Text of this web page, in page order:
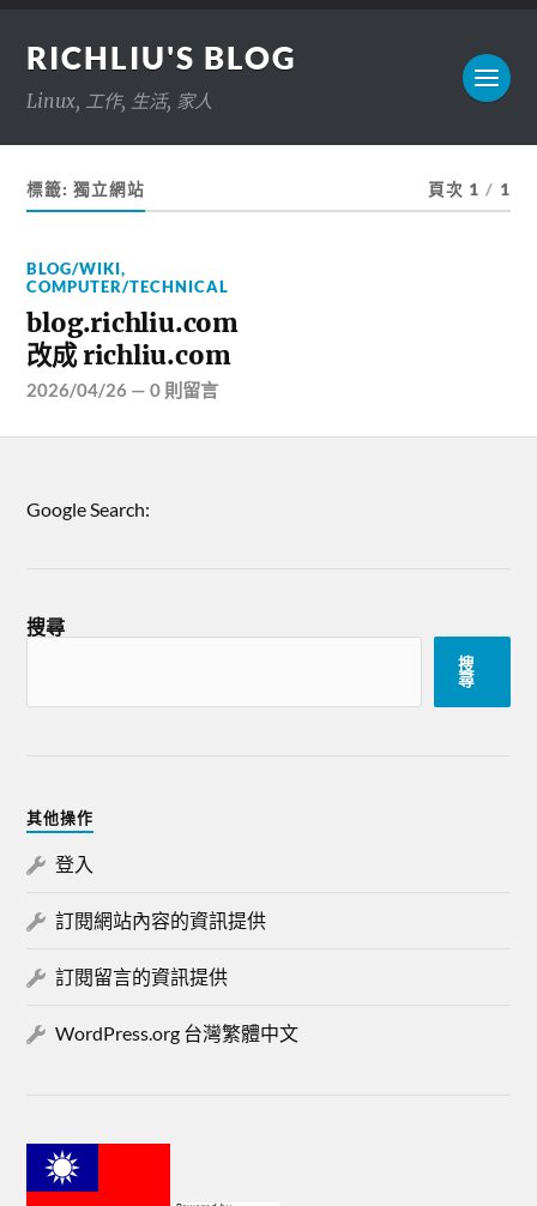
RICHLIU'S BLOG
Linux, 工作, 生活, 家人
標籤:獨立網站 頁次 1 / 1
BLOG/WIKI,
COMPUTER/TECHNICAL
blog.richliu.com
改成 richliu.com
2026/04/26 —0 則留言
Google Search:
搜尋
搜
尋
其他操作
登入
訂閱網站內容的資訊提供
訂閱留言的資訊提供
WordPress.org 台灣繁體中文